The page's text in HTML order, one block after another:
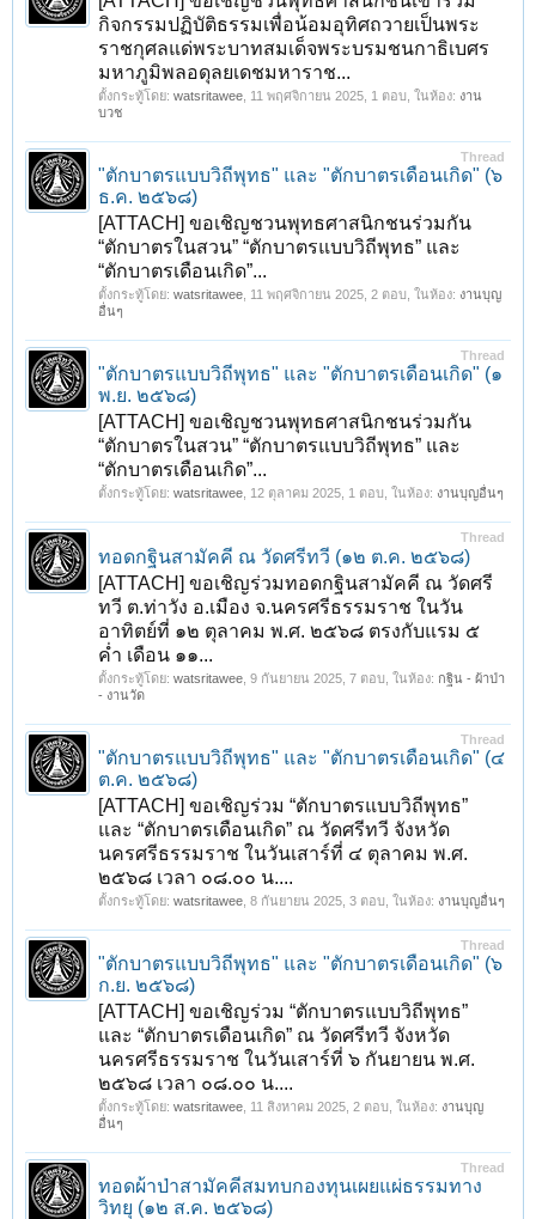
กิจกรรมปฏิบัติธรรมเพื่อน้อมอุทิศถวายเป็นพระ
ราชกุศลแด่พระบาทสมเด็จพระบรมชนกาธิเบศร
มหาภูมิพลอดุลยเดชมหาราช...
ตั้งกระทู้โดย: watsritawee 11 พฤศจิกายน 2025 , 1 ตอบ, ในห้อง: งาน
บวช
Thread
"ตักบาตรแบบวิถีพุทธ" และ "ตักบาตรเดือนเกิด" (๖
ธ.ค. ๒๕๖๘)
[ATTACH] ขอเชิญชวนพุทธศาสนิกชนร่วมกัน
“ตักบาตรในสวน” “ตักบาตรแบบวิถีพุทธ” และ
“ตักบาตรเดือนเกิด”...
ตั้งกระทู้โดย: watsritawee 11 พฤศจิกายน 2025 , 2 ตอบ, ในห้อง: งานบุญ
อื่นๆ
Thread
"ตักบาตรแบบวิถีพุทธ" และ "ตักบาตรเดือนเกิด" (๑
พ.ย. ๒๕๖๘)
[ATTACH] ขอเชิญชวนพุทธศาสนิกชนร่วมกัน
“ตักบาตรในสวน” “ตักบาตรแบบวิถีพุทธ” และ
“ตักบาตรเดือนเกิด”...
ตั้งกระทู้โดย: watsritawee 12 ตุลาคม 2025 , 1 ตอบ, ในห้อง: งานบุญอื่นๆ
Thread
ทอดกฐินสามัคคี ณ วัดศรีทวี (๑๒ ต.ค. ๒๕๖๘)
[ATTACH] ขอเชิญร่วมทอดกฐินสามัคคี ณ วัดศรี
ทวี ต.ท่าวัง อ.เมือง จ.นครศรีธรรมราช ในวัน
อาทิตย์ที่ ๑๒ ตุลาคม พ.ศ. ๒๕๖๘ ตรงกับแรม ๕
ค่ำ เดือน ๑๑...
ตั้งกระทู้โดย: watsritawee 9 กันยายน 2025 , 7 ตอบ, ในห้อง: กฐิน - ผ้าป่า
- งานวัด
Thread
"ตักบาตรแบบวิถีพุทธ" และ "ตักบาตรเดือนเกิด" (๔
ต.ค. ๒๕๖๘)
[ATTACH] ขอเชิญร่วม “ตักบาตรแบบวิถีพุทธ”
และ “ตักบาตรเดือนเกิด” ณ วัดศรีทวี จังหวัด
นครศรีธรรมราช ในวันเสาร์ที่ ๔ ตุลาคม พ.ศ.
๒๕๖๘ เวลา ๐๘.๐๐ น....
ตั้งกระทู้โดย: watsritawee 8 กันยายน 2025 , 3 ตอบ, ในห้อง: งานบุญอื่นๆ
Thread
"ตักบาตรแบบวิถีพุทธ" และ "ตักบาตรเดือนเกิด" (๖
ก.ย. ๒๕๖๘)
[ATTACH] ขอเชิญร่วม “ตักบาตรแบบวิถีพุทธ”
และ “ตักบาตรเดือนเกิด” ณ วัดศรีทวี จังหวัด
นครศรีธรรมราช ในวันเสาร์ที่ ๖ กันยายน พ.ศ.
๒๕๖๘ เวลา ๐๘.๐๐ น....
ตั้งกระทู้โดย: watsritawee 11 สิงหาคม 2025 , 2 ตอบ, ในห้อง: งานบุญ
อื่นๆ
Thread
ทอดผ้าป่าสามัคคีสมทบกองทุนเผยแผ่ธรรมทาง
วิทยุ (๑๒ ส.ค. ๒๕๖๘)
4 5 6 7 ถัดไป >